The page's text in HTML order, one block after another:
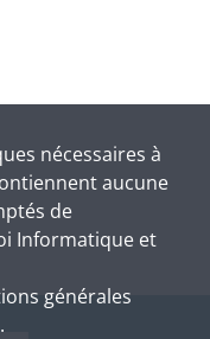
nécessaires à
aucune
de
Informatique et
générales